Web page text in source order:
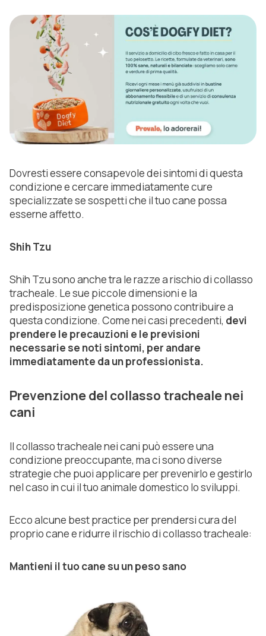
Dovresti essere consapevole dei sintomi di questa
condizione e cercare immediatamente cure
specializzate se sospetti che il tuo cane possa
esserne affetto.
Shih Tzu
Shih Tzu sono anche tra le razze a rischio di collasso
tracheale. Le sue piccole dimensioni e la
predisposizione genetica possono contribuire a
questa condizione. Come nei casi precedenti, devi
prendere le precauzioni e le previsioni
necessarie se noti sintomi, per andare
immediatamente da un professionista.
Prevenzione del collasso tracheale nei
cani
Il collasso tracheale nei cani può essere una
condizione preoccupante, ma ci sono diverse
strategie che puoi applicare per prevenirlo e gestirlo
nel caso in cui il tuo animale domestico lo sviluppi.
Ecco alcune best practice per prendersi cura del
proprio cane e ridurre il rischio di collasso tracheale:
Mantieni il tuo cane su un peso sano